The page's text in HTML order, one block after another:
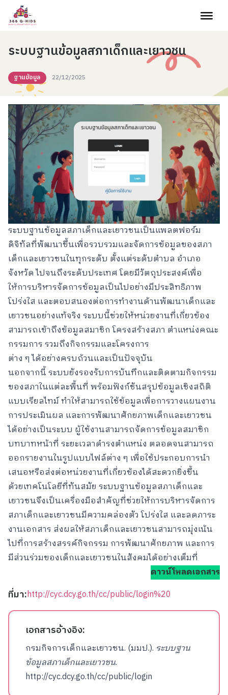
Skip to content
ระบบฐานข้อมูลสภาเด็กและเยาวชน
ฐานข้อมูล 22/12/2025
ระบบฐานข้อมูลสภาเด็กและเยาวชนเป็นแพลตฟอร์ม
ดิจิทัลที่พัฒนาขึ้นเพื่อรวบรวมและจัดการข้อมูลของสภา
เด็กและเยาวชนในทุกระดับ ตั้งแต่ระดับตำบล อำเภอ
จังหวัด ไปจนถึงระดับประเทศ โดยมีวัตถุประสงค์เพื่อ
ให้การบริหารจัดการข้อมูลเป็นไปอย่างมีประสิทธิภาพ
โปร่งใส และตอบสนองต่อการทำงานด้านพัฒนาเด็กและ
เยาวชนอย่างแท้จริง ระบบนี้ช่วยให้หน่วยงานที่เกี่ยวข้อง
สามารถเข้าถึงข้อมูลสมาชิก โครงสร้างสภา ตำแหน่งคณะ
กรรมการ รวมถึงกิจกรรมและโครงการ
ต่าง ๆ ได้อย่างครบถ้วนและเป็นปัจจุบัน
นอกจากนี้ ระบบยังรองรับการบันทึกและติดตามกิจกรรม
ของสภาในแต่ละพื้นที่ พร้อมฟังก์ชันสรุปข้อมูลเชิงสถิติ
แบบเรียลไทม์ ทำให้สามารถใช้ข้อมูลเพื่อการวางแผนงาน
การประเมินผล และการพัฒนาศักยภาพเด็กและเยาวชน
ได้อย่างเป็นระบบ ผู้ใช้งานสามารถจัดการข้อมูลสมาชิก
บทบาทหน้าที่ ระยะเวลาดำรงตำแหน่ง ตลอดจนสามารถ
ออกรายงานในรูปแบบไฟล์ต่าง ๆ เพื่อใช้ประกอบการนำ
เสนอหรือส่งต่อหน่วยงานที่เกี่ยวข้องได้สะดวกยิ่งขึ้น
ด้วยเทคโนโลยีที่ทันสมัย ระบบฐานข้อมูลสภาเด็กและ
เยาวชนจึงเป็นเครื่องมือสำคัญที่ช่วยให้การบริหารจัดการ
สภาเด็กและเยาวชนมีความคล่องตัว โปร่งใส และลดภาระ
งานเอกสาร ส่งผลให้สภาเด็กและเยาวชนสามารถมุ่งเน้น
ไปที่การสร้างสรรค์กิจกรรม การพัฒนาศักยภาพ และการ
มีส่วนร่วมของเด็กและเยาวชนในสังคมได้อย่างเต็มที่
ดาวน์โหลดเอกสาร
ที่มา:http://cyc.dcy.go.th/cc/public/login%20
เอกสารอ้างอิง:
กรมกิจการเด็กและเยาวชน. (มมป.). ระบบฐาน
ข้อมูลสภาเด็กและเยาวชน.
http://cyc.dcy.go.th/cc/public/login